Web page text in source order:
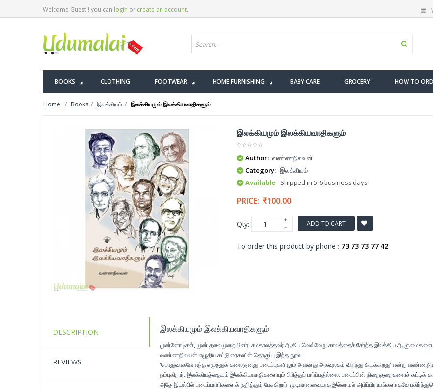
Welcome Guest ! you can login or create an account.
BOOKS CLOTHING FOOTWEAR HOME FURNISHING BABY CARE GROCERY HOW TO
Home Books இலக்கியம் இலக்கியமும் இலக்கியவாதிகளும்
இலக்கியமும் இலக்கியவாதிகளும்
Author: வண்ணநிலவன்
Category: இலக்கியம்
Available- Shipped in 5-6 business days
PRICE: 100.00
Qty: ADD TO CART
To order this product by phone : 73 73 73 77 42
DESCRIPTION
REVIEWS
இலக்கியமும் இலக்கியவாதிகளும்
முன்னோடிகள், முன் தலைமுறையினர், சமகாலத்தவர் ஆகிய வெவ்வேறு காலத்தைச் சேர்ந்த இலக்கிய
வண்ணநிலவன் எழுதிய கட்டுரைகளின் தொகுப்பு இந்த நூல்.
‘பொதுவாகவே எந்த எழுத்துக் கலைஞனது படைப்புகளிலும் அவனது அகவுலகம் விரிந்து கிடக்கிறது’ என்று
நம்புகிறார். இலக்கியத்தையும் இலக்கியவாதிகளையும் பிரித்துப் பார்ப்பதில்லை. படைப்பின் நிறைகுறைகளைச் சுட்டிக்
அதே இயல்பில் படைப்பாளிகளைக் குறித்தும் பேசுகிறார். முடிவானவையாக இல்லாமல் அபிப்பிராயங்களாகவே